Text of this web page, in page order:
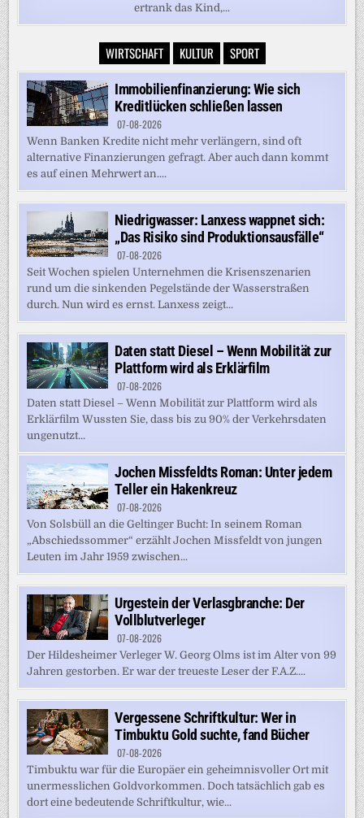
ertrank das Kind,...
WIRTSCHAFT KULTUR SPORT
Immobilienfinanzierung: Wie sich
Kreditlücken schließen lassen
07-08-2026
Wenn Banken Kredite nicht mehr verlängern, sind oft
alternative Finanzierungen gefragt. Aber auch dann kommt
es auf einen Mehrwert an....
Niedrigwasser: Lanxess wappnet sich:
„Das Risiko sind Produktionsausfälle“
07-08-2026
Seit Wochen spielen Unternehmen die Krisenszenarien
rund um die sinkenden Pegelstände der Wasserstraßen
durch. Nun wird es ernst. Lanxess zeigt...
Daten statt Diesel – Wenn Mobilität zur
Plattform wird als Erklärfilm
07-08-2026
Daten statt Diesel – Wenn Mobilität zur Plattform wird als
Erklärfilm Wussten Sie, dass bis zu 90% der Verkehrsdaten
ungenutzt...
Jochen Missfeldts Roman: Unter jedem
Teller ein Hakenkreuz
07-08-2026
Von Solsbüll an die Geltinger Bucht: In seinem Roman
„Abschiedssommer“ erzählt Jochen Missfeldt von jungen
Leuten im Jahr 1959 zwischen...
Urgestein der Verlasgbranche: Der
Vollblutverleger
07-08-2026
Der Hildesheimer Verleger W. Georg Olms ist im Alter von 99
Jahren gestorben. Er war der treueste Leser der F.A.Z....
Vergessene Schriftkultur: Wer in
Timbuktu Gold suchte, fand Bücher
07-08-2026
Timbuktu war für die Europäer ein geheimnisvoller Ort mit
unermesslichen Goldvorkommen. Doch tatsächlich gab es
dort eine bedeutende Schriftkultur, wie...